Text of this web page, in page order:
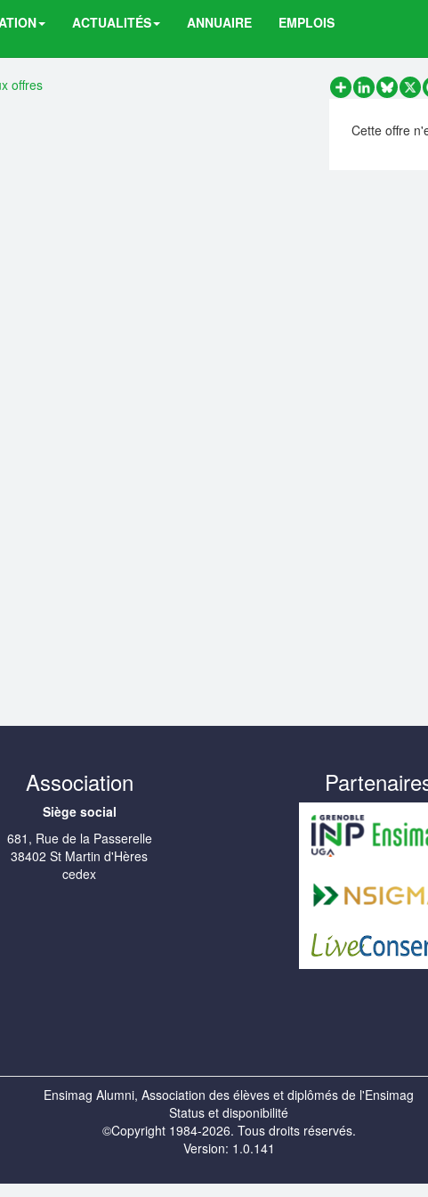
ACTUALITÉS ANNUAIRE EMPLOIS
offres
PartagerLinkedInX
Cette offre
Association
Siège social
681, Rue de la Passerelle
38402 St Martin d'Hères
cedex
Ensimag Alumni, Association des élèves et diplômés de l'Ensimag
Status et disponibilité
©Copyright 1984-2026. Tous droits réservés.
Version: 1.0.141